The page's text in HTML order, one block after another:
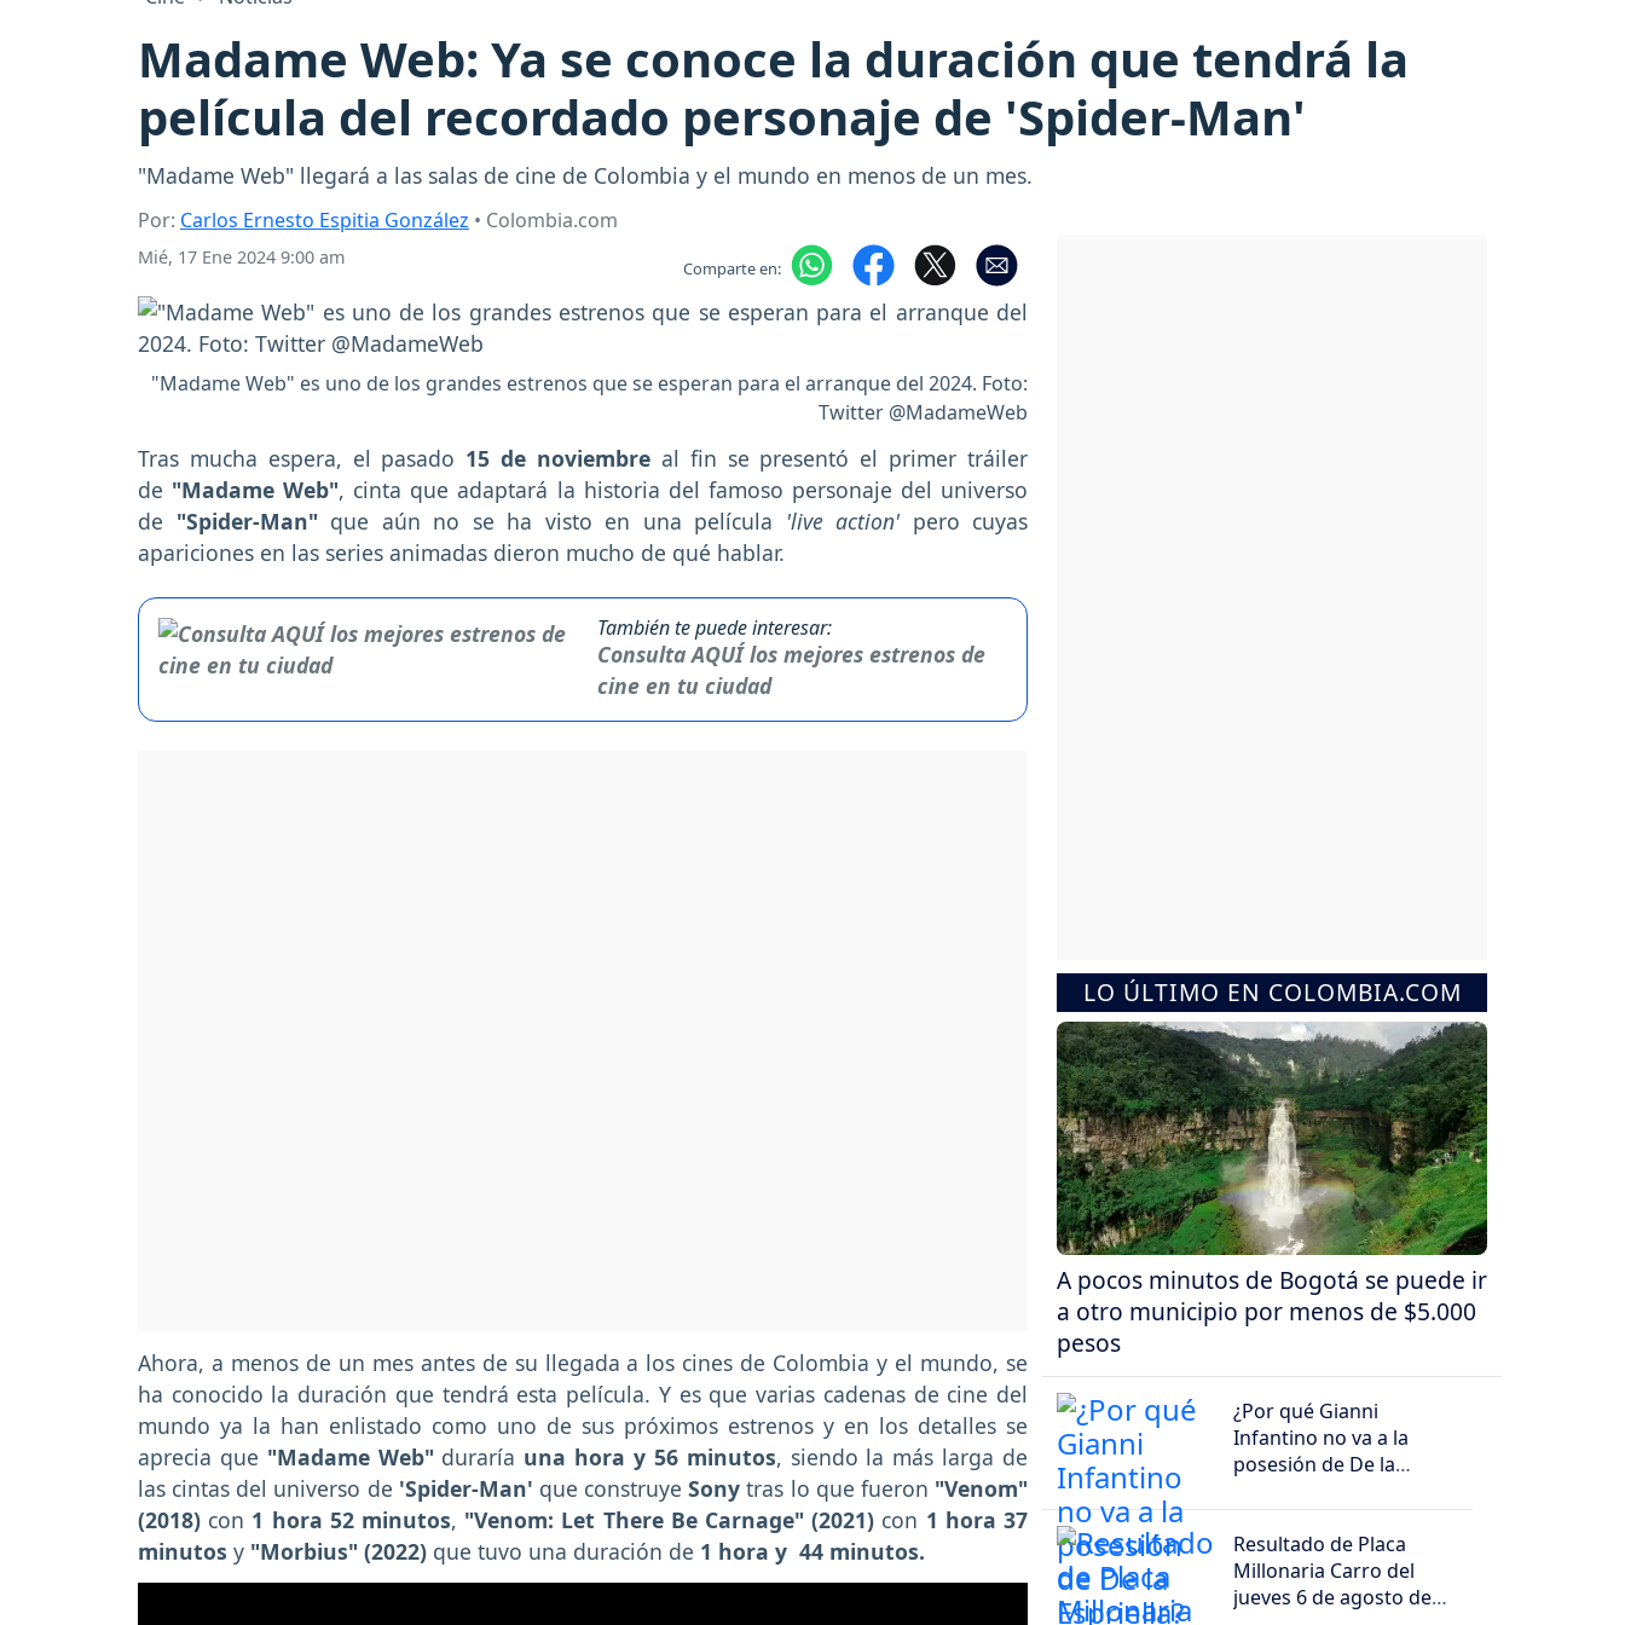
Madame Web: Ya se conoce la duración que tendrá la
película del recordado personaje de 'Spider-Man'
"Madame Web" llegará a las salas de cine de Colombia y el mundo en menos de un mes.
Por: Carlos Ernesto Espitia González • Colombia.com
Mié, 17 Ene 2024 9:00 am Comparte en:
"Madame Web" es uno de los grandes estrenos que se esperan para el arranque del 2024. Foto:
Twitter @MadameWeb
Tras mucha espera, el pasado 15 de noviembre al fin se presentó el primer tráiler
de "Madame Web", cinta que adaptará la historia del famoso personaje del universo
de "Spider-Man" que aún no se ha visto en una película 'live action' pero cuyas
apariciones en las series animadas dieron mucho de qué hablar.
También te puede interesar:
Consulta AQUÍ los mejores estrenos de
cine en tu ciudad
Ahora, a menos de un mes antes de su llegada a los cines de Colombia y el mundo, se
ha conocido la duración que tendrá esta película. Y es que varias cadenas de cine del
mundo ya la han enlistado como uno de sus próximos estrenos y en los detalles se
aprecia que "Madame Web" duraría una hora y 56 minutos, siendo la más larga de
las cintas del universo de 'Spider-Man' que construyeSonytras lo que fueron "Venom"
(2018) con 1 hora 52 minutos, "Venom: Let There Be Carnage" (2021) con 1 hora 37
minutos y "Morbius" (2022) que tuvo una duración de 1 hora y 44 minutos.
LO ÚLTIMO EN COLOMBIA.COM
A pocos minutos de Bogotá se puede ir
a otro municipio por menos de $5.000
pesos
¿Por qué Gianni
Infantino no va a la
posesión de De la
Resultado de Placa
Millonaria Carro del
jueves 6 de agosto de